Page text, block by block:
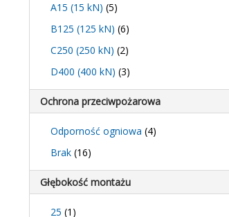
A15 (15 kN) (5)
B125 (125 kN) (6)
C250 (250 kN) (2)
D400 (400 kN) (3)
Ochrona przeciwpożarowa
Odporność ogniowa (4)
Brak (16)
Głębokość montażu
25 (1)